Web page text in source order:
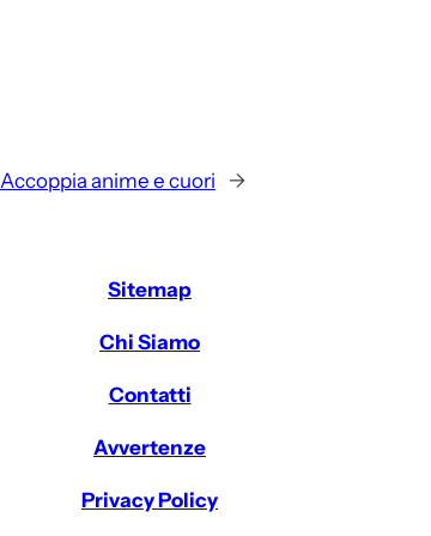
Accoppia anime e cuori →
Sitemap
Chi Siamo
Contatti
Avvertenze
Privacy Policy